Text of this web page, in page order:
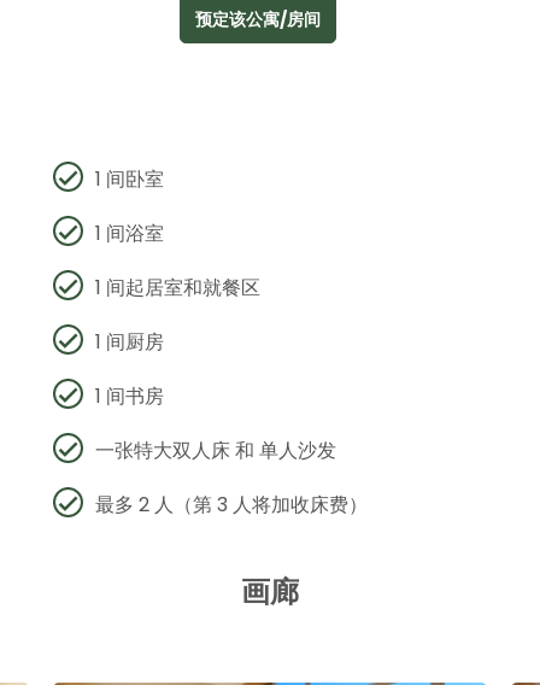
预定该公寓/房间
1 间卧室
1 间浴室
1 间起居室和就餐区
1 间厨房
1 间书房
一张特大双人床 和 单人沙发
最多 2 人（第 3 人将加收床费）
画廊